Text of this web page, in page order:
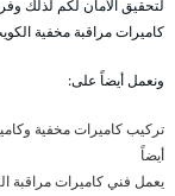
لتحقيق الأمان لكم لذلك
كاميرات مراقبة مخفية
ونعمل أيضاً على:
تركيب كاميرات مخفية
أيضاً
يعمل فني كاميرات مراقبة